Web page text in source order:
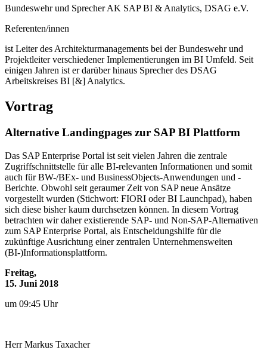
Bundeswehr und Sprecher AK SAP BI & Analytics, DSAG e.V.
Referenten/innen
ist Leiter des Architekturmanagements bei der Bundeswehr und
Projektleiter verschiedener Implementierungen im BI Umfeld. Seit
einigen Jahren ist er darüber hinaus Sprecher des DSAG
Arbeitskreises BI [&] Analytics.
Vortrag
Alternative Landingpages zur SAP BI Plattform
Das SAP Enterprise Portal ist seit vielen Jahren die zentrale
Zugriffschnittstelle für alle BI-relevanten Informationen und somit
auch für BW-/BEx- und BusinessObjects-Anwendungen und -
Berichte. Obwohl seit geraumer Zeit von SAP neue Ansätze
vorgestellt wurden (Stichwort: FIORI oder BI Launchpad), haben
sich diese bisher kaum durchsetzen können. In diesem Vortrag
betrachten wir daher existierende SAP- und Non-SAP-Alternativen
zum SAP Enterprise Portal, als Entscheidungshilfe für die
zukünftige Ausrichtung einer zentralen Unternehmensweiten
(BI-)Informationsplattform.
Freitag,
15. Juni 2018
um 09:45 Uhr
HerrMarkus Taxacher